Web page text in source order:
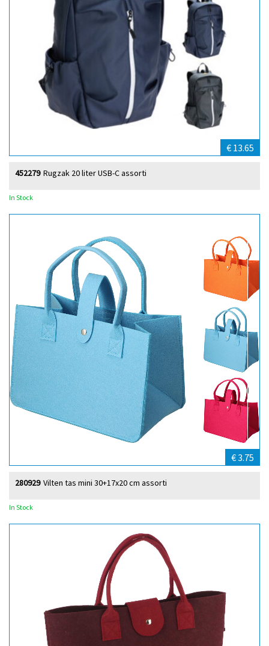
€ 13.65
Rugzak 20 liter USB-C assorti
452279
In Stock
€ 3.75
Vilten tas mini 30+17x20 cm assorti
280929
In Stock